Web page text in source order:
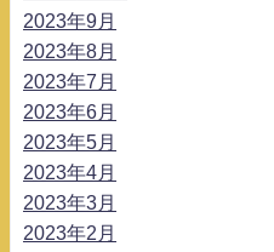
2023年9月
2023年8月
2023年7月
2023年6月
2023年5月
2023年4月
2023年3月
2023年2月